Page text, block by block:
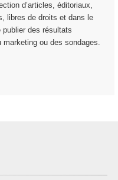
d’articles, éditoriaux,
libres de droits et dans le
publier des résultats
marketing ou des sondages.